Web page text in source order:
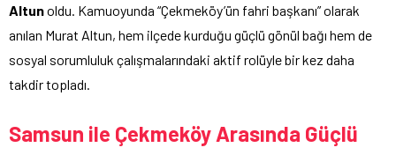
Altunoldu. Kamuoyunda “Çekmeköy’ün fahri başkanı” olarak
anılan Murat Altun, hem ilçede kurduğu güçlü gönül bağı hem de
sosyal sorumluluk çalışmalarındaki aktif rolüyle bir kez daha
takdir topladı.
Samsun ile Çekmeköy Arasında Güçlü